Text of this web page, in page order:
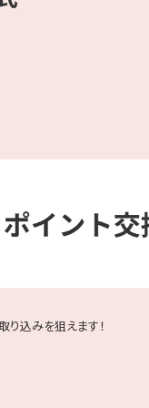
り込みを狙えます！